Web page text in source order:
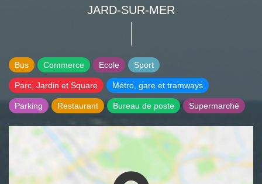
JARD-SUR-MER
Bus Commerce Ecole Sport
Parc, Jardin et Square Métro, gare et tramways
Parking Restaurant Bureau de poste Supermarché